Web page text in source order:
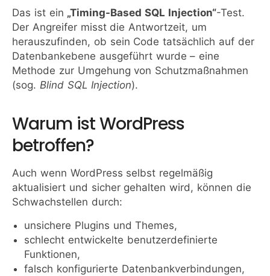
Das ist ein „Timing-Based SQL Injection“-Test.
Der Angreifer misst die Antwortzeit, um
herauszufinden, ob sein Code tatsächlich auf der
Datenbankebene ausgeführt wurde – eine
Methode zur Umgehung von Schutzmaßnahmen
(sog. Blind SQL Injection).
Warum ist WordPress
betroffen?
Auch wenn WordPress selbst regelmäßig
aktualisiert und sicher gehalten wird, können die
Schwachstellen durch:
unsichere Plugins und Themes,
schlecht entwickelte benutzerdefinierte
Funktionen,
falsch konfigurierte Datenbankverbindungen,